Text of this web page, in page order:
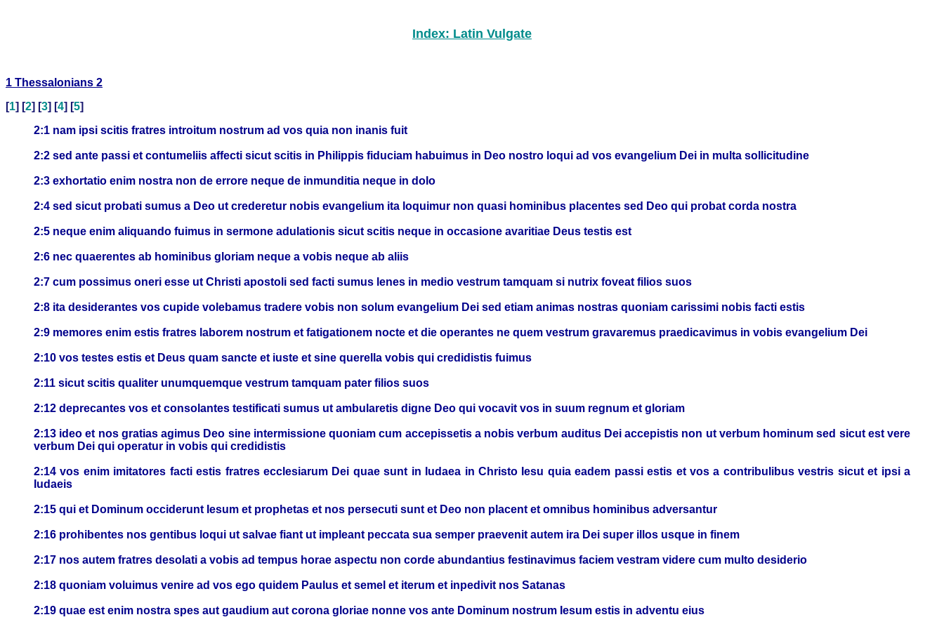
Index: Latin Vulgate
1 Thessalonians 2
[1] [2] [3] [4] [5]
2:1 nam ipsi scitis fratres introitum nostrum ad vos quia non inanis fuit
2:2 sed ante passi et contumeliis affecti sicut scitis in Philippis fiduciam habuimus in Deo nostro loqui ad vos evangelium Dei in multa sollicitudine
2:3 exhortatio enim nostra non de errore neque de inmunditia neque in dolo
2:4 sed sicut probati sumus a Deo ut crederetur nobis evangelium ita loquimur non quasi hominibus placentes sed Deo qui probat corda nostra
2:5 neque enim aliquando fuimus in sermone adulationis sicut scitis neque in occasione avaritiae Deus testis est
2:6 nec quaerentes ab hominibus gloriam neque a vobis neque ab aliis
2:7 cum possimus oneri esse ut Christi apostoli sed facti sumus lenes in medio vestrum tamquam si nutrix foveat filios suos
2:8 ita desiderantes vos cupide volebamus tradere vobis non solum evangelium Dei sed etiam animas nostras quoniam carissimi nobis facti estis
2:9 memores enim estis fratres laborem nostrum et fatigationem nocte et die operantes ne quem vestrum gravaremus praedicavimus in vobis evangelium Dei
2:10 vos testes estis et Deus quam sancte et iuste et sine querella vobis qui credidistis fuimus
2:11 sicut scitis qualiter unumquemque vestrum tamquam pater filios suos
2:12 deprecantes vos et consolantes testificati sumus ut ambularetis digne Deo qui vocavit vos in suum regnum et gloriam
2:13 ideo et nos gratias agimus Deo sine intermissione quoniam cum accepissetis a nobis verbum auditus Dei accepistis non ut verbum hominum sed sicut est vere
verbum Dei qui operatur in vobis qui credidistis
2:14 vos enim imitatores facti estis fratres ecclesiarum Dei quae sunt in Iudaea in Christo Iesu quia eadem passi estis et vos a contribulibus vestris sicut et ipsi a
Iudaeis
2:15 qui et Dominum occiderunt Iesum et prophetas et nos persecuti sunt et Deo non placent et omnibus hominibus adversantur
2:16 prohibentes nos gentibus loqui ut salvae fiant ut impleant peccata sua semper praevenit autem ira Dei super illos usque in finem
2:17 nos autem fratres desolati a vobis ad tempus horae aspectu non corde abundantius festinavimus faciem vestram videre cum multo desiderio
2:18 quoniam voluimus venire ad vos ego quidem Paulus et semel et iterum et inpedivit nos Satanas
2:19 quae est enim nostra spes aut gaudium aut corona gloriae nonne vos ante Dominum nostrum Iesum estis in adventu eius